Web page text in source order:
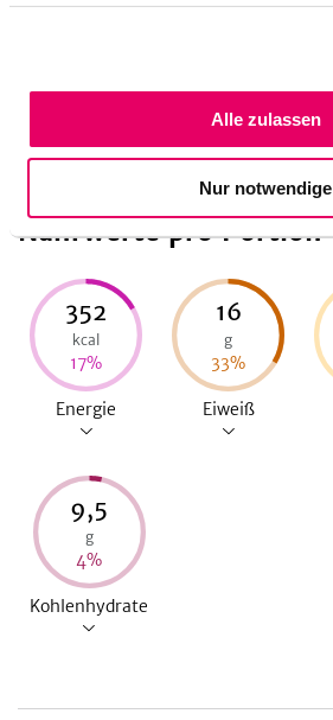
Alle zulassen
Nur notwendige
10 Minuten Koch-/Backzeit
Nährwerte pro Portion
352
kcal
17%
Energie
16
g
33%
Eiweiß
9,5
g
4%
Kohlenhydrate